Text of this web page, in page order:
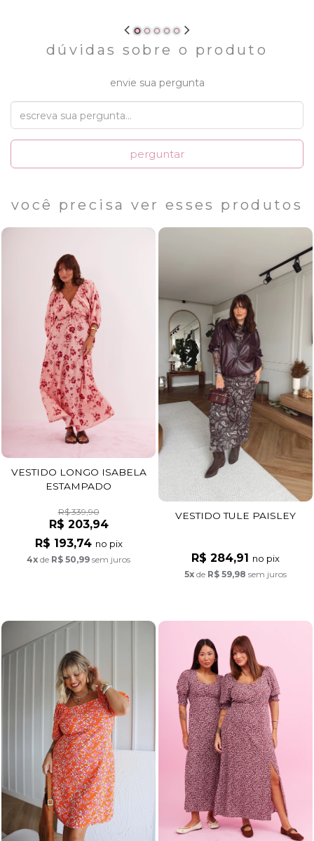
dúvidas sobre o produto
envie sua pergunta
perguntar
você precisa ver esses produtos
VESTIDO LONGO ISABELA
ESTAMPADO
R$ 339,90
R$ 203,94
R$ 193,74 no pix
4x de R$ 50,99 sem juros
VESTIDO TULE PAISLEY
R$ 284,91 no pix
5x de R$ 59,98 sem juros